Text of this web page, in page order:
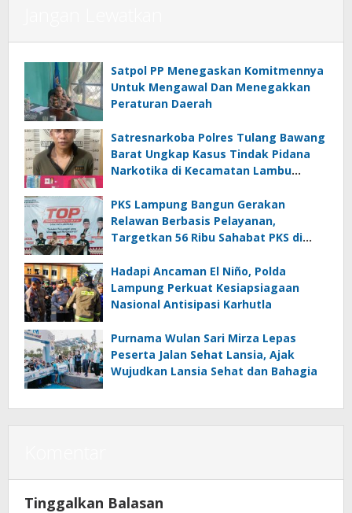
Satpol PP Menegaskan Komitmennya
Untuk Mengawal Dan Menegakkan
Peraturan Daerah
Satresnarkoba Polres Tulang Bawang
Barat Ungkap Kasus Tindak Pidana
Narkotika di Kecamatan Lambu
PKS Lampung Bangun Gerakan
Relawan Berbasis Pelayanan,
Targetkan 56 Ribu Sahabat PKS di
Hadapi Ancaman El Niño, Polda
Lampung Perkuat Kesiapsiagaan
Nasional Antisipasi Karhutla
Purnama Wulan Sari Mirza Lepas
Peserta Jalan Sehat Lansia, Ajak
Wujudkan Lansia Sehat dan Bahagia
Tinggalkan Balasan